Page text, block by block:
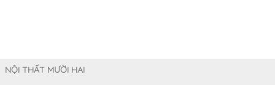
NỘI THẤT MƯỜI HAI